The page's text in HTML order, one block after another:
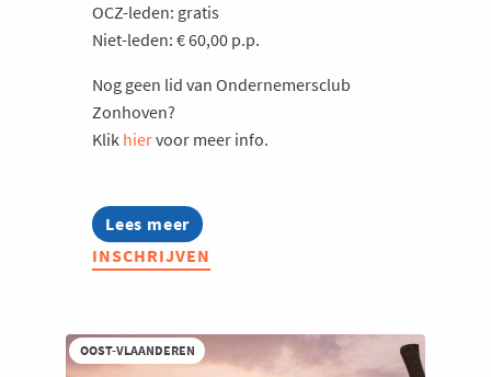
OCZ-leden: gratis
Niet-leden: € 60,00 p.p.
Nog geen lid van Ondernemersclub
Zonhoven?
Klik hiervoor meer info.
Lees meer
about
OCZ:
Culinaire
INSCHRIJVEN
OOST-VLAANDEREN